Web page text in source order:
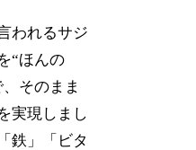
われるサジ
“ほんの
そのまま
実現しまし
鉄」「ビタ